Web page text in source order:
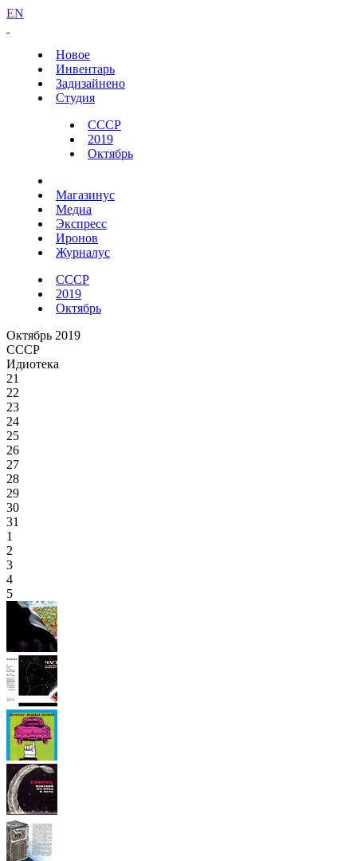
EN
Новое
Инвентарь
Задизайнено
Студия
СССР
2019
Октябрь
Магазинус
Медиа
Экспресс
Иронов
Журналус
СССР
2019
Октябрь
Октябрь 2019
СССР
Идиотека
21
22
23
24
25
26
27
28
29
30
31
1
2
3
4
5